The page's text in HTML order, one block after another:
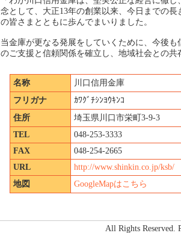
念として、大正13年の創業以来、今日までの
の皆さまとともに歩んでまいりました。
当金庫が更なる発展をしていくために、今後
のご支援と信頼関係を確立し、地域社会との共
名称
川口信用金庫
フリガナ
ｶﾜｸﾞﾁｼﾝﾖｳｷﾝｺ
住所
埼玉県川口市栄町3-9-3
TEL
048-253-3333
FAX
048-254-2665
URL
http://www.shinkin.co.jp/ksb/
地図
GoogleMapはこちら
All Rights Reserved.